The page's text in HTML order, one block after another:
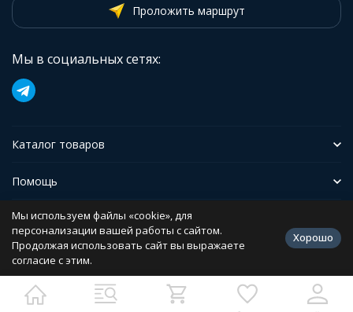
Проложить маршрут
Мы в социальных сетях:
Каталог товаров
Помощь
Иформация
Политика персональных данных
Разработано в
bodysite.ru
Мы используем файлы «cookie», для
персонализации вашей работы с сайтом.
Продолжая использовать сайт вы выражаете
согласие с этим.
Хорошо